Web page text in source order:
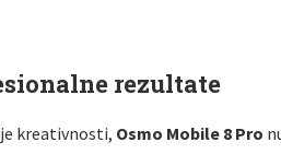
rezultate
kreativnosti, Osmo Mobile 8 Pro